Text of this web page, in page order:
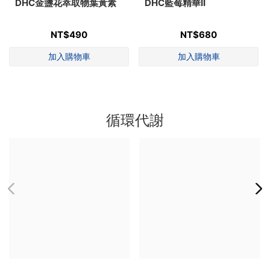
DHC金盞花萃取物葉黃素
NT$490
DHC藍莓精華II
NT$680
循環代謝